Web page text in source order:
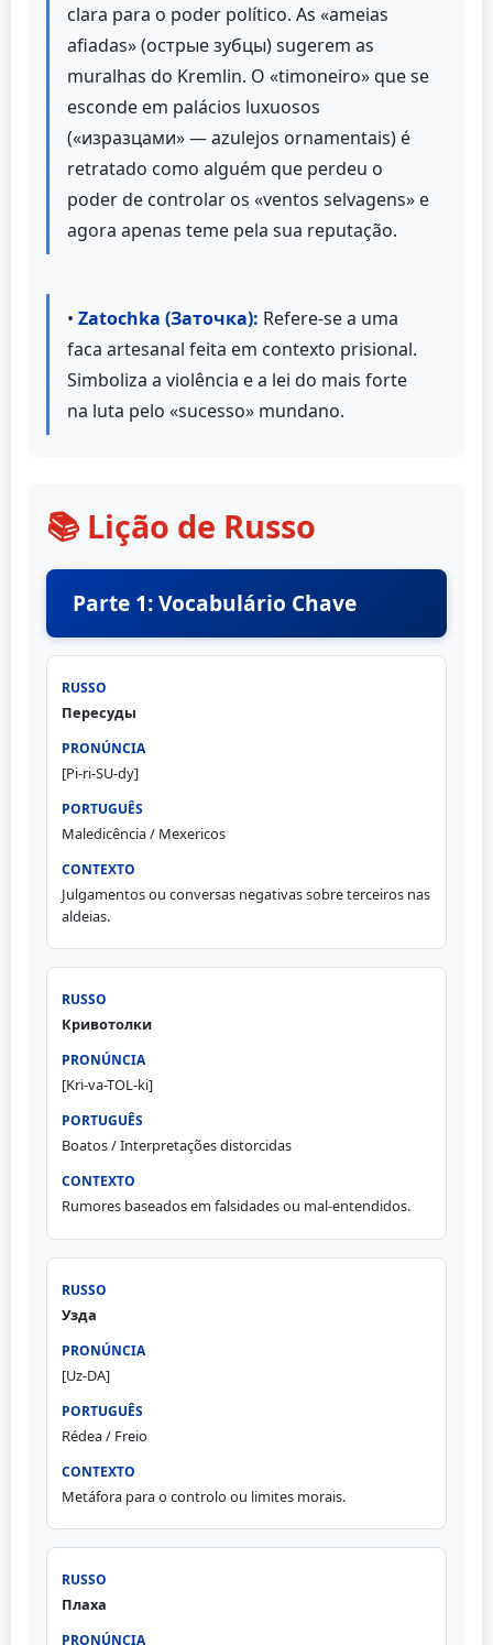
clara para o poder político. As «ameias
afiadas» (острые зубцы) sugerem as
muralhas do Kremlin. O «timoneiro» que se
esconde em palácios luxuosos
(«изразцами» — azulejos ornamentais) é
retratado como alguém que perdeu o
poder de controlar os «ventos selvagens» e
agora apenas teme pela sua reputação.
• Zatochka (Заточка): Refere-se a uma
faca artesanal feita em contexto prisional.
Simboliza a violência e a lei do mais forte
na luta pelo «sucesso» mundano.
📚 Lição de Russo
Parte 1: Vocabulário Chave
Пересуды
[Pi-ri-SU-dy]
Maledicência / Mexericos
Julgamentos ou conversas negativas sobre terceiros nas
aldeias.
Кривотолки
[Kri-va-TOL-ki]
Boatos / Interpretações distorcidas
Rumores baseados em falsidades ou mal-entendidos.
Узда
[Uz-DA]
Rédea / Freio
Metáfora para o controlo ou limites morais.
Плаха